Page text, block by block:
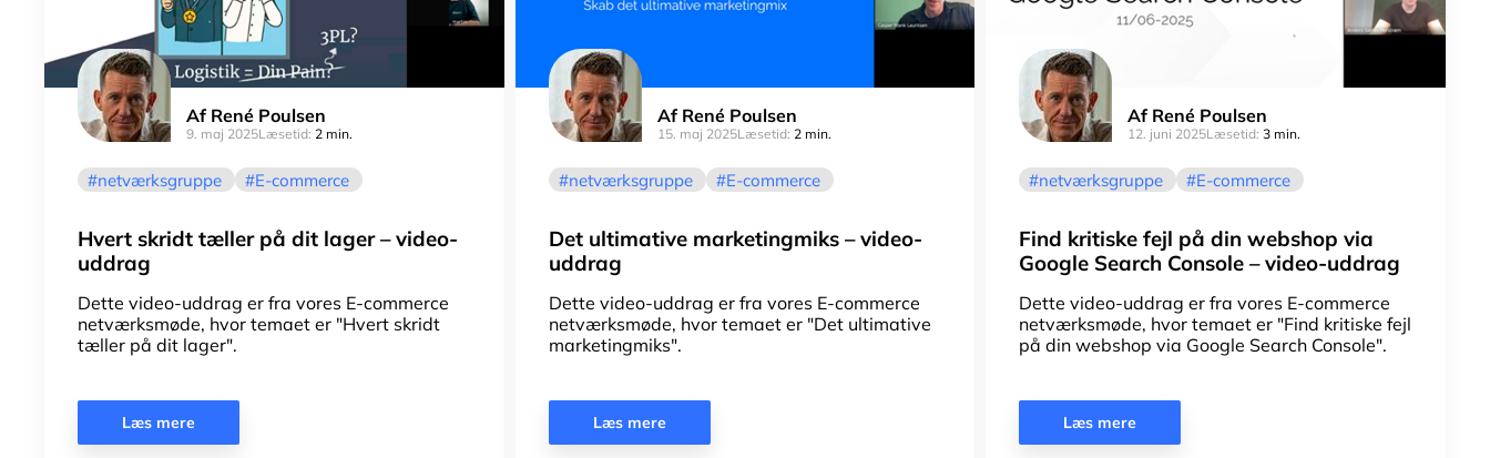
Af René Poulsen
9. maj 2025Læsetid: 2 min.
netværksgruppe E-commerce
Hvert skridt tæller på dit lager – video-
uddrag
Dette video-uddrag er fra vores E-commerce
netværksmøde, hvor temaet er "Hvert skridt
tæller på dit lager".
Læs mere
Af René Poulsen
15. maj 2025Læsetid: 2 min.
netværksgruppe E-commerce
Det ultimative marketingmiks – video-
uddrag
Dette video-uddrag er fra vores E-commerce
netværksmøde, hvor temaet er "Det ultimative
marketingmiks".
Læs mere
Af René Poulsen
12. juni 2025Læsetid:3 min.
netværksgruppe E-commerce
Find kritiske fejl på din webshop via
Google Search Console – video-uddrag
Dette video-uddrag er fra vores E-commerce
netværksmøde, hvor temaet er "Find kritiske fejl
på din webshop via Google Search Console".
Læs mere